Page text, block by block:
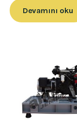
Devamını oku